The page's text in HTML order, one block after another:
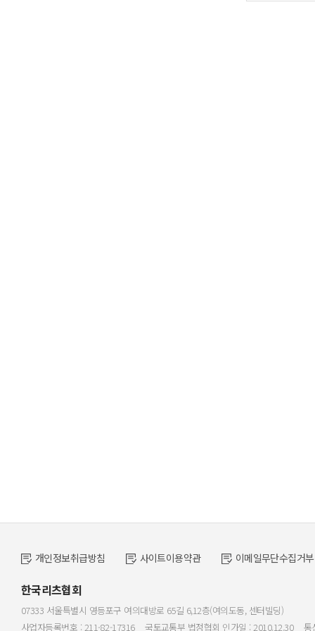
개인정보취급방침 사이트이용약관 이메일무단수집거부
한국리츠협회
07333 서울특별시 영등포구 여의대방로 65길 6,12층(여의도동, 센터빌딩)
사업자등록번호 : 211-82-17316
국토교통부 법정협회 인가일 : 2010.12.30 통